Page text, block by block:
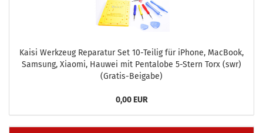
Kaisi Werk­zeug Re­pa­ra­tur Set 10-​Teilig für iPho­ne, MacBook,
Sam­sung, Xiao­mi, Hau­wei mit Pen­talo­be 5-​Stern Torx (swr)
(Gratis-​Beigabe)
0,00 EUR